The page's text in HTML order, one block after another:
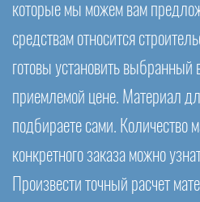
которые мы можем вам
средствам относится
готовы установить выбранный
приемлемой цене. Материал
подбираете сами. Количество
конкретного заказа можно
Произвести точный расчет